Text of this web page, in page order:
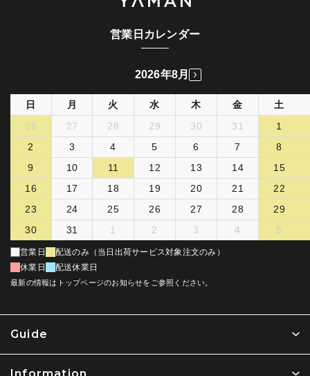
Guide
Information
営業日カレンダー
2026年8月
日 月 火 水 木 金
土
26
27 28 29 30 31
1
2
3 4 5 6 7
8
9
10 11 12 13 14
15
16
17 18 19 20 21
22
23
24 25 26 27 28
29
30
31 1 2 3 4 5
営業日
配送のみ（当日出荷サービス対象注文のみ）
休業日
配送休業日
最新の情報はトップページのお知らせをご参照ください。